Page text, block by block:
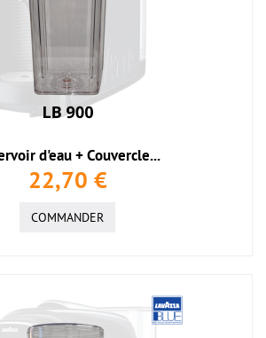
d'eau + Couvercle...
22,70 €
COMMANDER